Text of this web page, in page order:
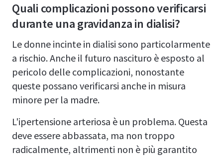
Quali complicazioni possono verificarsi
durante una gravidanza in dialisi?
Le donne incinte in dialisi sono particolarmente
a rischio. Anche il futuro nascituro è esposto al
pericolo delle complicazioni, nonostante
queste possano verificarsi anche in misura
minore per la madre.
L'ipertensione arteriosa è un problema. Questa
deve essere abbassata, ma non troppo
radicalmente, altrimenti non è più garantito